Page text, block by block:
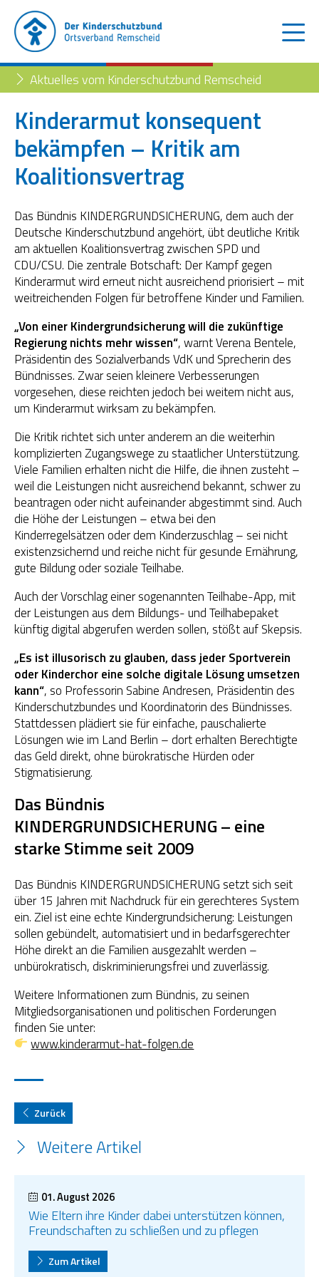
Der Kinderschutzbund
Aktuelles
Blog
Kinder- und Jugendtelefon
Trennung der Eltern
Familienberatungsstelle
Familienberatungsstelle
Begleiteter Umgang
Fachstelle „Frühe Hilfen“
OGS Heinrich-Neumann-Schule
Fit für Kids – Elternkurse
Kinder im Blick – Elternkurse
Wohngemeinschaft
Kleiderläden
Aktuelles vom Kinderschutzbund Remscheid
Kinderarmut konsequent
bekämpfen – Kritik am
Koalitionsvertrag
Das Bündnis KINDERGRUNDSICHERUNG, dem auch der
Deutsche Kinderschutzbund angehört, übt deutliche Kritik
am aktuellen Koalitionsvertrag zwischen SPD und
CDU/CSU. Die zentrale Botschaft: Der Kampf gegen
Kinderarmut wird erneut nicht ausreichend priorisiert – mit
weitreichenden Folgen für betroffene Kinder und Familien.
„Von einer Kindergrundsicherung will die zukünftige
Regierung nichts mehr wissen“, warnt Verena Bentele,
Präsidentin des Sozialverbands VdK und Sprecherin des
Bündnisses. Zwar seien kleinere Verbesserungen
vorgesehen, diese reichten jedoch bei weitem nicht aus,
um Kinderarmut wirksam zu bekämpfen.
Die Kritik richtet sich unter anderem an die weiterhin
komplizierten Zugangswege zu staatlicher Unterstützung.
Viele Familien erhalten nicht die Hilfe, die ihnen zusteht –
weil die Leistungen nicht ausreichend bekannt, schwer zu
beantragen oder nicht aufeinander abgestimmt sind. Auch
die Höhe der Leistungen – etwa bei den
Kinderregelsätzen oder dem Kinderzuschlag – sei nicht
existenzsichernd und reiche nicht für gesunde Ernährung,
gute Bildung oder soziale Teilhabe.
Auch der Vorschlag einer sogenanntenTeilhabe-App, mit
der Leistungen aus dem Bildungs- und Teilhabepaket
künftig digital abgerufen werden sollen, stößt auf Skepsis.
„Es ist illusorisch zu glauben, dass jeder Sportverein
oder Kinderchor eine solche digitale Lösung umsetzen
kann“, so Professorin Sabine Andresen, Präsidentin des
Kinderschutzbundes und Koordinatorin des Bündnisses.
Stattdessen plädiert sie für einfache, pauschalierte
Lösungen wie im Land Berlin – dort erhalten Berechtigte
das Geld direkt, ohne bürokratische Hürden oder
Stigmatisierung.
Das Bündnis
KINDERGRUNDSICHERUNG – eine
starke Stimme seit 2009
Das Bündnis KINDERGRUNDSICHERUNG setzt sich seit
über 15 Jahren mit Nachdruck für ein gerechteres System
ein. Ziel ist eine echte Kindergrundsicherung: Leistungen
sollen gebündelt, automatisiert und in bedarfsgerechter
Höhe direkt an die Familien ausgezahlt werden –
unbürokratisch, diskriminierungsfrei und zuverlässig.
Weitere Informationen zum Bündnis, zu seinen
Mitgliedsorganisationen und politischen Forderungen
finden Sie unter:
www.kinderarmut-hat-folgen.de
Zurück
Weitere Artikel
01. August 2026
Wie Eltern ihre Kinder dabei unterstützen können,
Freundschaften zu schließen und zu pflegen
Zum Artikel